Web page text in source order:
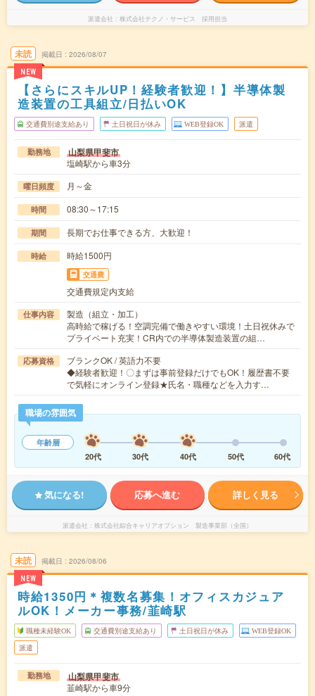
派遣会社 株式会社テクノ・サービス 採用担当
未読
NEW
掲載日 2026/08/07
【さらにスキルUP！経験者歓迎！】半導体製
造装置の工具組立/日払いOK
交通費別途支給あり 土日祝日が休み WEB登録OK 派遣
勤務地 山梨県甲斐市
塩崎駅から車3分
曜日頻度 月～金
時間 08:30～17:15
期間 長期でお仕事できる方、大歓迎！
時給 時給1500円
交通費
交通費規定内支給
仕事内容
製造（組立・加工）
高時給で稼げる！空調完備で働きやすい環境！土日祝休みで
プライベート充実！CR内での半導体製造装置の組…
応募資格
ブランクOK / 英語力不要
◆経験者歓迎！〇まずは事前登録だけでもOK！履歴書不要
で気軽にオンライン登録★氏名・職種などを入力す…
職場の雰囲気
年齢層
20代
30代 40代 50代 60代
気になる! 応募へ進む 詳しく見る
派遣会社 株式会社綜合キャリアオプション 製造事業部（全国）
未読
NEW
掲載日 2026/08/06
時給1350円＊複数名募集！オフィスカジュア
ルOK！メーカー事務/韮崎駅
職種未経験OK 交通費別途支給あり 土日祝日が休み WEB登録OK
派遣
勤務地 山梨県甲斐市
韮崎駅から車9分